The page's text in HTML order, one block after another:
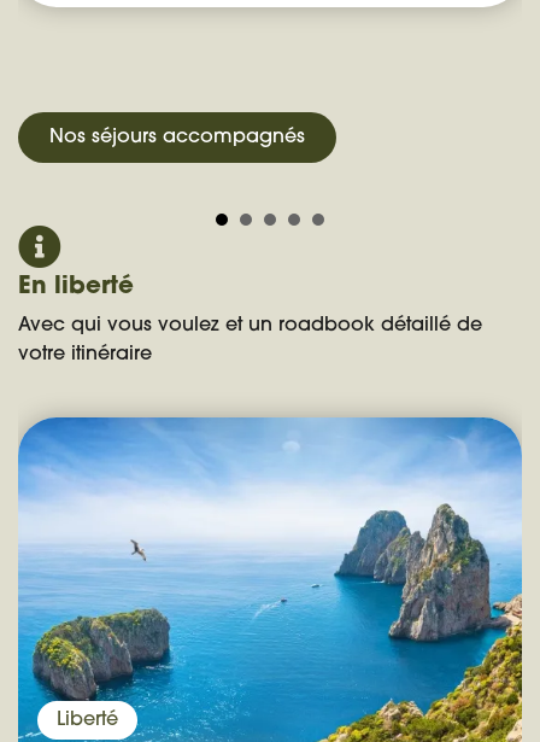
Nos séjours accompagnés
En liberté
Avec qui vous voulez et un roadbook détaillé de
votre itinéraire
Liberté